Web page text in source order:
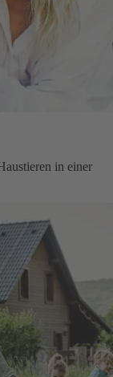
in einer